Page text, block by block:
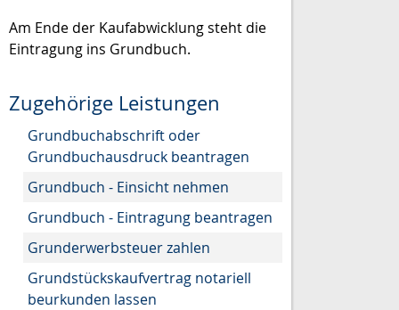
Am Ende der Kaufabwicklung steht die
Eintragung ins Grundbuch.
Zugehörige Leistungen
Grundbuchabschrift oder
Grundbuchausdruck beantragen
Grundbuch - Einsicht nehmen
Grundbuch - Eintragung beantragen
Grunderwerbsteuer zahlen
Grundstückskaufvertrag notariell
beurkunden lassen